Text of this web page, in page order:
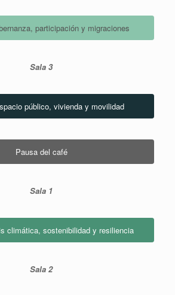
participación y migraciones
Sala 3
público, vivienda y movilidad
Pausa del café
Sala 1
climática, sostenibilidad y resiliencia
Sala 2